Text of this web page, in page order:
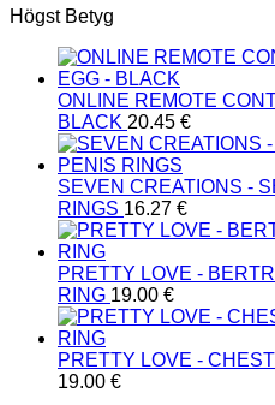
Högst Betyg
ONLINE REMOTE
BLACK 20.45 €
SEVEN CREATIONS -
RINGS 16.27 €
PRETTY LOVE -
RING 19.00 €
PRETTY LOVE -
19.00 €